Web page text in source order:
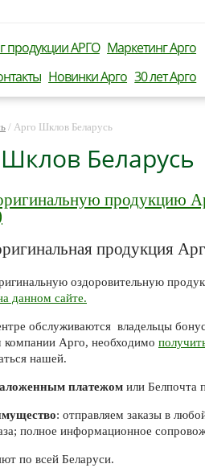
продукции АРГО Маркетинг Арго
Новинки Арго 30 лет Арго
/ Арго Шклов Беларусь
Беларусь
продукцию
продукция
оздоровительную
данном сайте.
обслуживаются владельцы
компании Арго, необходимо
нашей.
платежом или Белпочта
: отправляем заказы в
полное информационное
по всей Беларуси.